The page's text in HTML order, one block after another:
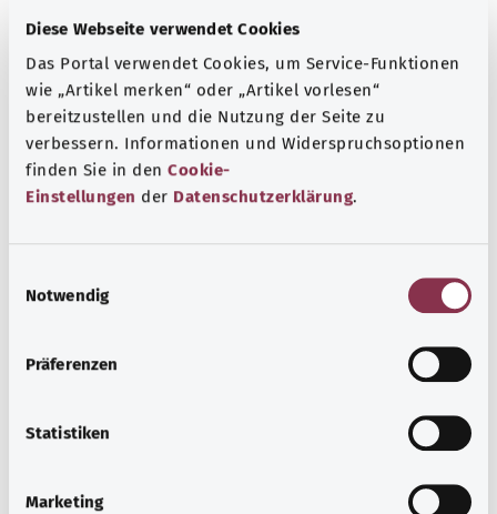
Diese Webseite verwendet Cookies
Das Portal verwendet Cookies, um Service-Funktionen
wie „Artikel merken“ oder „Artikel vorlesen“
bereitzustellen und die Nutzung der Seite zu
verbessern. Informationen und Widerspruchsoptionen
finden Sie in den Cookie-
Einstellungen der Datenschutzerklärung.
Notwendig
Präferenzen
Statistiken
Marketing
повредили вашу печень.
Повреждение печени может вызывать разные
симптомы. Например, печень может расщеплять
меньшее количество желчных пигментов. Желчные
пигменты образуются при разрушении старых клеток
крови. Если нарушено расщепление желчных
пигментов, кожа, например, может выглядеть желтой.
Дополнительные обозначения
Источник
hab’ ich? GmbH по поручению Bundesministerium für